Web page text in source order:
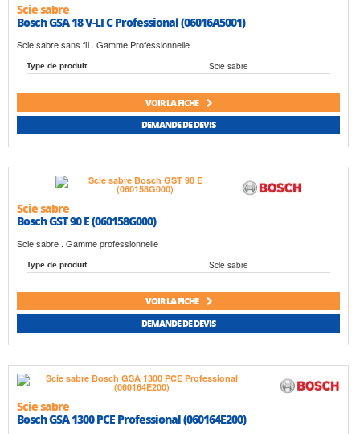
Scie sabre
Bosch GSA 18 V-LI C Professional (06016A5001)
Scie sabre sans fil . Gamme Professionnelle
Type de produit Scie sabre
VOIR LA FICHE
DEMANDE DE DEVIS
Scie sabre
Bosch GST 90 E (060158G000)
Scie sabre . Gamme professionnelle
Type de produit Scie sabre
VOIR LA FICHE
DEMANDE DE DEVIS
Scie sabre
Bosch GSA 1300 PCE Professional (060164E200)